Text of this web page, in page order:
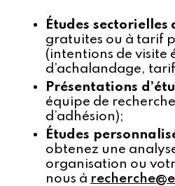
Études sectorielles
gratuites ou à tarif
(intentions de visite
d’achalandage,
Présentations
équipe de
d’adhésion);
Études
obtenez une
organisation ou
nous à